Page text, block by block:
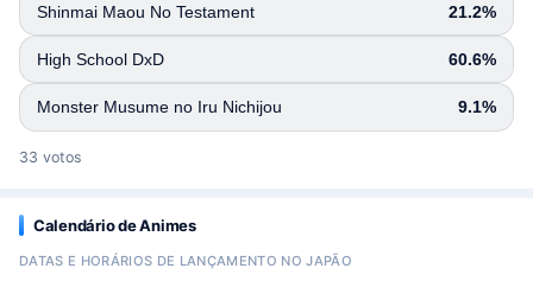
Shinmai Maou No Testament 21.2%
High School DxD 60.6%
Monster Musume no Iru Nichijou 9.1%
33 votos
Calendário de Animes
DATAS E HORÁRIOS DE LANÇAMENTO NO JAPÃO